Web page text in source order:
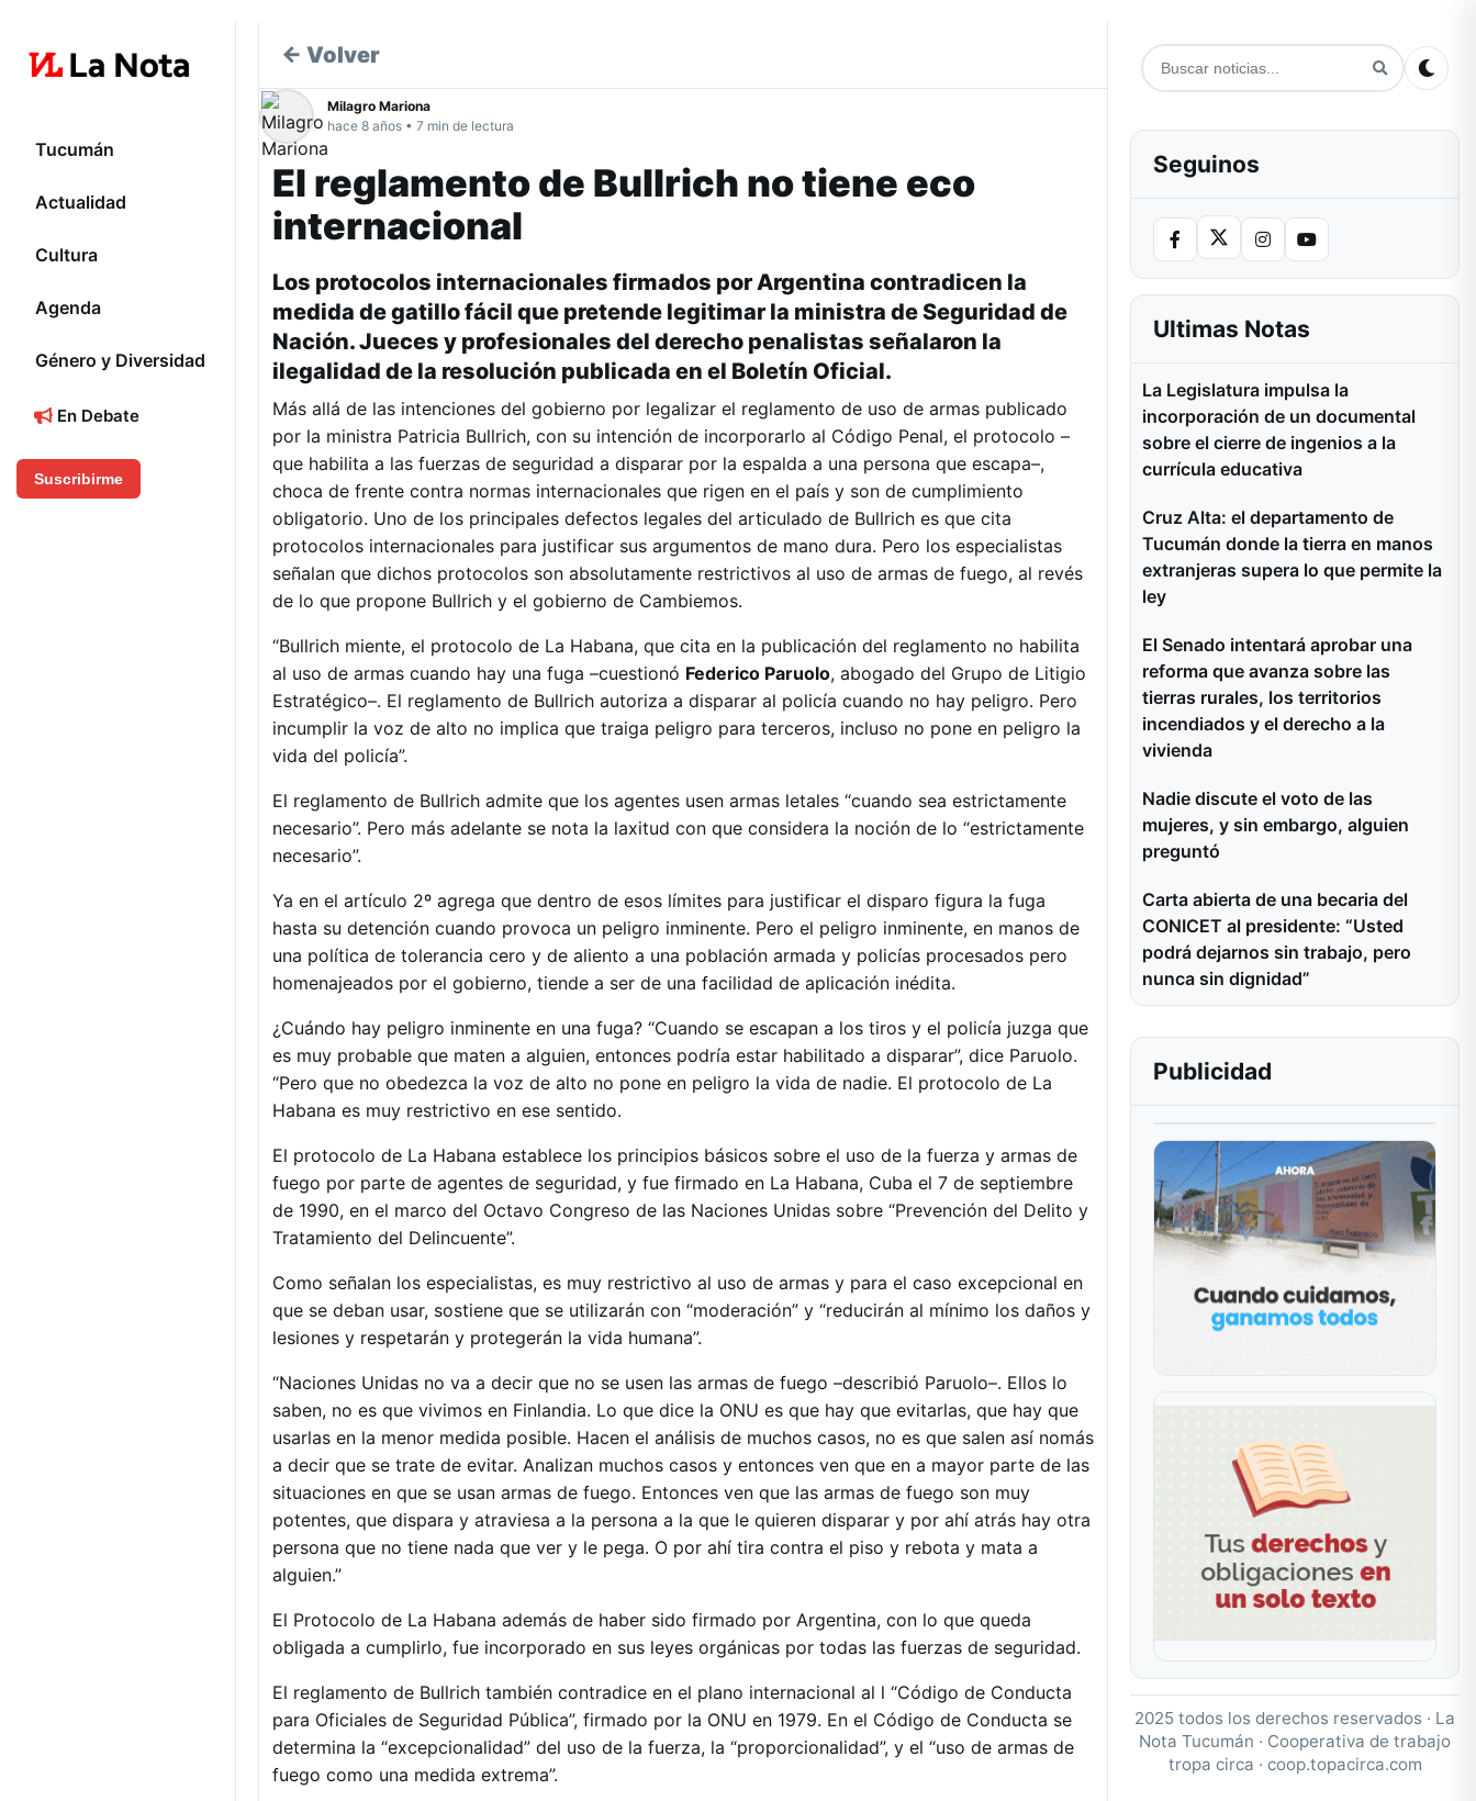
Tucumán
Actualidad
Cultura
Agenda
Género y Diversidad
En Debate
Suscribirme
← Volver
Milagro Mariona
hace 8 años • 7 min de lectura
El reglamento de Bullrich no tiene eco
internacional
Los protocolos internacionales firmados por Argentina contradicen la
medida de gatillo fácil que pretende legitimar la ministra de Seguridad de
Nación. Jueces y profesionales del derecho penalistas señalaron la
ilegalidad de la resolución publicada en el Boletín Oficial.
Más allá de las intenciones del gobierno por legalizar el reglamento de uso de armas publicado
por la ministra Patricia Bullrich, con su intención de incorporarlo al Código Penal, el protocolo –
que habilita a las fuerzas de seguridad a disparar por la espalda a una persona que escapa–,
choca de frente contra normas internacionales que rigen en el país y son de cumplimiento
obligatorio. Uno de los principales defectos legales del articulado de Bullrich es que cita
protocolos internacionales para justificar sus argumentos de mano dura. Pero los especialistas
señalan que dichos protocolos son absolutamente restrictivos al uso de armas de fuego, al revés
de lo que propone Bullrich y el gobierno de Cambiemos.
“Bullrich miente, el protocolo de La Habana, que cita en la publicación del reglamento no habilita
al uso de armas cuando hay una fuga –cuestionó Federico Paruolo, abogado del Grupo de Litigio
Estratégico–. El reglamento de Bullrich autoriza a disparar al policía cuando no hay peligro. Pero
incumplir la voz de alto no implica que traiga peligro para terceros, incluso no pone en peligro la
vida del policía”.
El reglamento de Bullrich admite que los agentes usen armas letales “cuando sea estrictamente
necesario”. Pero más adelante se nota la laxitud con que considera la noción de lo “estrictamente
necesario”.
Ya en el artículo 2º agrega que dentro de esos límites para justificar el disparo figura la fuga
hasta su detención cuando provoca un peligro inminente. Pero el peligro inminente, en manos de
una política de tolerancia cero y de aliento a una población armada y policías procesados pero
homenajeados por el gobierno, tiende a ser de una facilidad de aplicación inédita.
¿Cuándo hay peligro inminente en una fuga? “Cuando se escapan a los tiros y el policía juzga que
es muy probable que maten a alguien, entonces podría estar habilitado a disparar”, dice Paruolo.
“Pero que no obedezca la voz de alto no pone en peligro la vida de nadie. El protocolo de La
Habana es muy restrictivo en ese sentido.
El protocolo de La Habana establece los principios básicos sobre el uso de la fuerza y armas de
fuego por parte de agentes de seguridad, y fue firmado en La Habana, Cuba el 7 de septiembre
de 1990, en el marco del Octavo Congreso de las Naciones Unidas sobre “Prevención del Delito y
Tratamiento del Delincuente”.
Como señalan los especialistas, es muy restrictivo al uso de armas y para el caso excepcional en
que se deban usar, sostiene que se utilizarán con “moderación” y “reducirán al mínimo los daños y
lesiones y respetarán y protegerán la vida humana”.
“Naciones Unidas no va a decir que no se usen las armas de fuego –describió Paruolo–. Ellos lo
saben, no es que vivimos en Finlandia. Lo que dice la ONU es que hay que evitarlas, que hay que
usarlas en la menor medida posible. Hacen el análisis de muchos casos, no es que salen así nomás
a decir que se trate de evitar. Analizan muchos casos y entonces ven que en a mayor parte de las
situaciones en que se usan armas de fuego. Entonces ven que las armas de fuego son muy
potentes, que dispara y atraviesa a la persona a la que le quieren disparar y por ahí atrás hay otra
persona que no tiene nada que ver y le pega. O por ahí tira contra el piso y rebota y mata a
alguien.”
El Protocolo de La Habana además de haber sido firmado por Argentina, con lo que queda
obligada a cumplirlo, fue incorporado en sus leyes orgánicas por todas las fuerzas de seguridad.
El reglamento de Bullrich también contradice en el plano internacional al l “Código de Conducta
para Oficiales de Seguridad Pública”, firmado por la ONU en 1979. En el Código de Conducta se
determina la “excepcionalidad” del uso de la fuerza, la “proporcionalidad”, y el “uso de armas de
fuego como una medida extrema”.
Seguinos
Ultimas Notas
La Legislatura impulsa la
incorporación de un documental
sobre el cierre de ingenios a la
currícula educativa
Cruz Alta: el departamento de
Tucumán donde la tierra en manos
extranjeras supera lo que permite la
ley
El Senado intentará aprobar una
reforma que avanza sobre las
tierras rurales, los territorios
incendiados y el derecho a la
vivienda
Nadie discute el voto de las
mujeres, y sin embargo, alguien
preguntó
Carta abierta de una becaria del
CONICET al presidente: “Usted
podrá dejarnos sin trabajo, pero
nunca sin dignidad”
Publicidad
2025 todos los derechos reservados · La
Nota Tucumán · Cooperativa de trabajo
tropa circa · coop.topacirca.com